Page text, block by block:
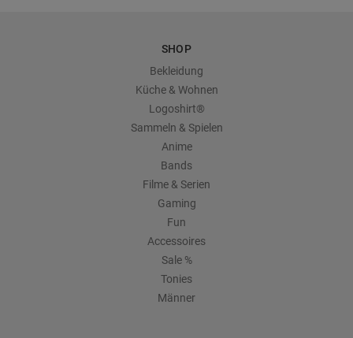
SHOP
Bekleidung
Küche & Wohnen
Logoshirt®
Sammeln & Spielen
Anime
Bands
Filme & Serien
Gaming
Fun
Accessoires
Sale %
Tonies
Männer